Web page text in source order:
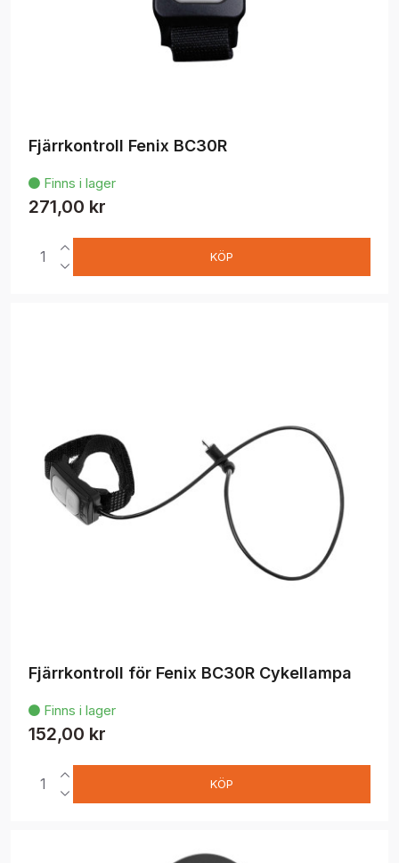
 Finns i lager
Fjärrkontroll Fenix BC30R
271,00 kr
KÖP
 Finns i lager
Fjärrkontroll för Fenix BC30R Cykellampa
152,00 kr
KÖP